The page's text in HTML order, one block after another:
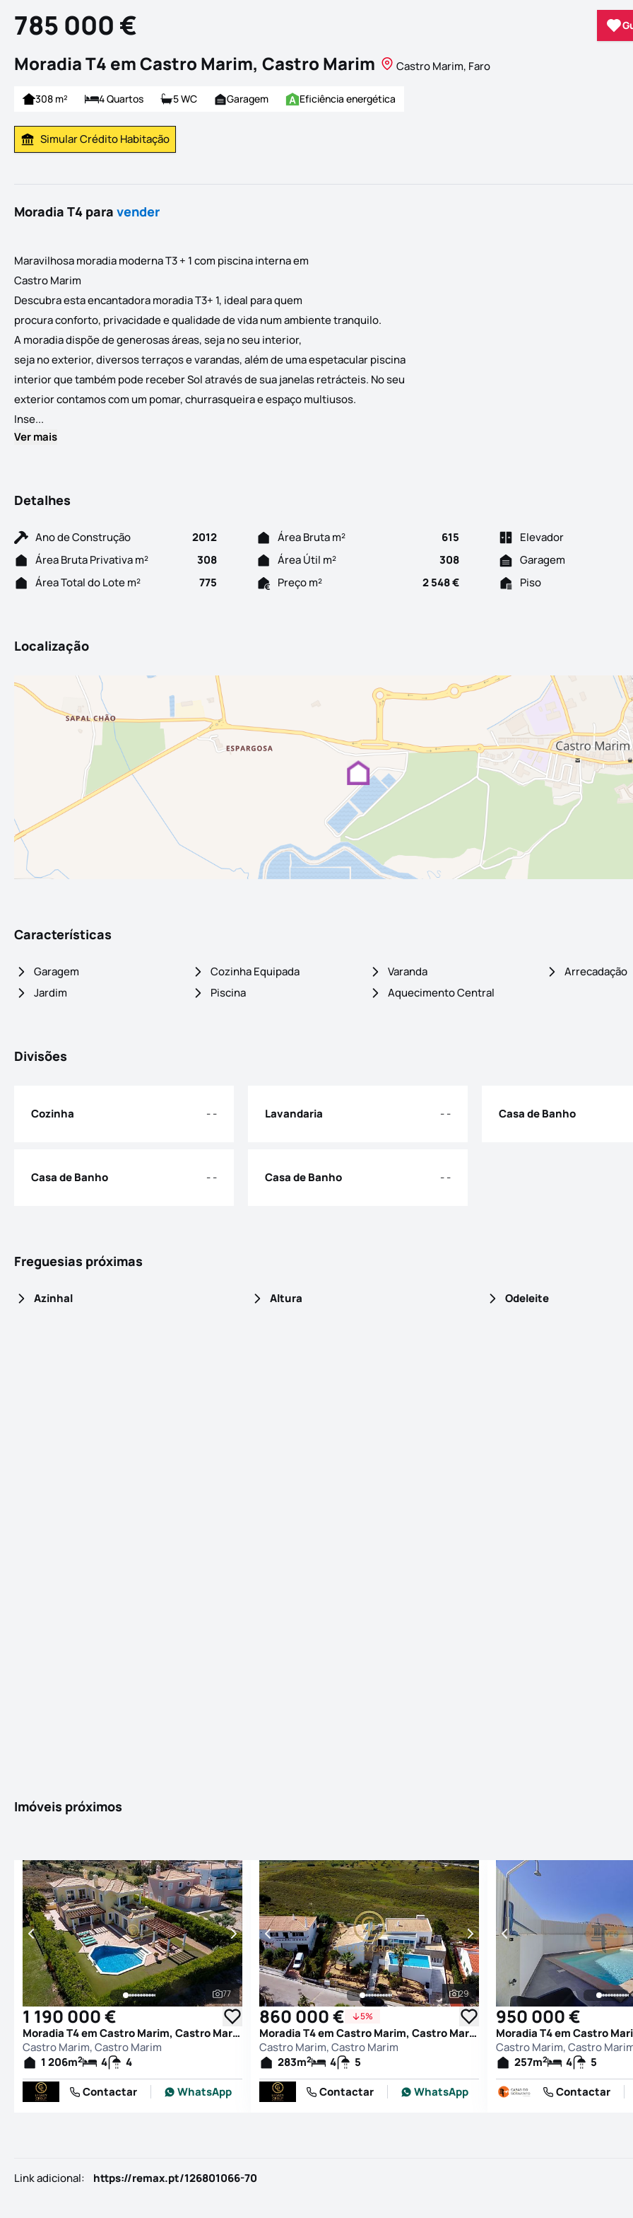
785 000 €
Moradia T4 em Castro Marim, Castro Marim Castro Marim, Faro
308 m² 4 Quartos 5 WC Garagem Eficiência energética
Simular Prestação
Simular Crédito Habitação
Moradia T4 para vender
Maravilhosa moradia moderna T3 + 1 com piscina interna em
Castro Marim
Descubra esta encantadora moradia T3+ 1, ideal para quem
procura conforto, privacidade e qualidade de vida num ambiente tranquilo.
A moradia dispõe de generosas áreas, seja no seu interior,
seja no exterior, diversos terraços e varandas, além de uma espetacular piscina
interior que também pode receber Sol através de sua janelas retrácteis. No seu
exterior contamos com um pomar, churrasqueira e espaço multiusos.
Inse...
Ver mais
Detalhes
Ano de Construção 2012 Área Bruta m² 615
Elevador
Área Bruta Privativa m²
308 Área Útil m² 308
Garagem
Área Total do Lote m²
775 Preço m² 2 548 € Piso
Localização
Características
Garagem Cozinha Equipada Varanda
Arrecadação
Jardim
Piscina Aquecimento Central
Divisões
Cozinha - - Lavandaria - - Casa de Banho
Casa de Banho - - Casa de Banho - -
Freguesias próximas
Azinhal Altura Odeleite
Imóveis próximos
Ver todas as fotografias
77
1 190 000 €
Moradia T4 em Castro Marim, Castro Marim
Castro Marim, Castro Marim
1 206m2 4
4
Contactar
WhatsApp
Ver todas as fotografias
29
860 000 € 5%
Moradia T4 em Castro Marim, Castro Marim
Castro Marim, Castro Marim
283m2 4
5
Contactar
WhatsApp
950 000 €
Castro Marim, Castro
257m2 4
5
Contactar
Link adicional: https://remax.pt/126801066-70